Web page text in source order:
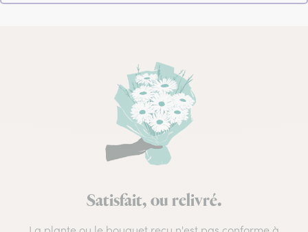
Satisfait, ou relivré.